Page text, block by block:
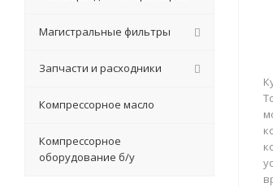
Магистральные фильтры
Запчасти и расходники
Компрессорное масло
Компрессорное
оборудование б/у